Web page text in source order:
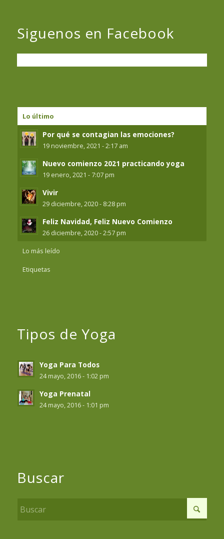
Siguenos en Facebook
Lo último
Por qué se contagian las emociones?
19 noviembre, 2021 - 2:17 am
Nuevo comienzo 2021 practicando yoga
19 enero, 2021 - 7:07 pm
Vivir
29 diciembre, 2020 - 8:28 pm
Feliz Navidad, Feliz Nuevo Comienzo
26 diciembre, 2020 - 2:57 pm
Lo más leído
Etiquetas
Tipos de Yoga
Yoga Para Todos
24 mayo, 2016 - 1:02 pm
Yoga Prenatal
24 mayo, 2016 - 1:01 pm
Buscar